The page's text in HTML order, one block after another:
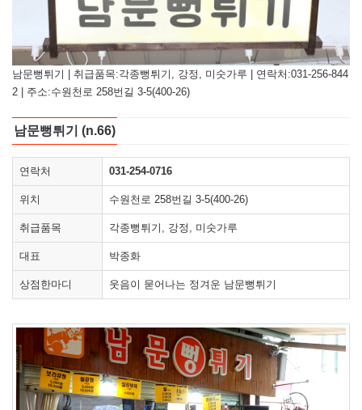
남문뻥튀기 | 취급품목:각종뻥튀기, 강정, 미숫가루 | 연락처:031-256-844
2 | 주소:수원천로 258번길 3-5(400-26)
남문뻥튀기 (n.66)
연락처 031-254-0716
위치 수원천로 258번길 3-5(400-26)
취급품목 각종뻥튀기, 강정, 미숫가루
대표 박종화
상점한마디 웃음이 묻어나는 정겨운 남문뻥튀기